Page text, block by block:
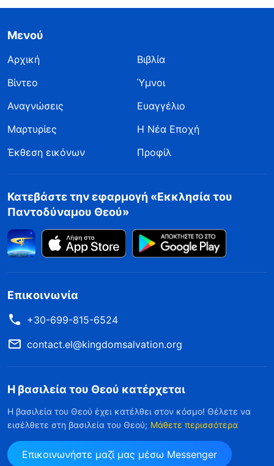
Μενού
Αρχική
Βιβλία
Βίντεο
Ύμνοι
Αναγνώσεις
Ευαγγέλιο
Μαρτυρίες
Η Νέα Εποχή
Έκθεση εικόνων
Προφίλ
Κατεβάστε την εφαρμογή «Εκκλησία του
Παντοδύναμου Θεού»
Επικοινωνία
+30-699-815-6524
contact.el@kingdomsalvation.org
Η βασιλεία του Θεού κατέρχεται
Η βασιλεία του Θεού έχει κατέλθει στον κόσμο! Θέλετε να
εισέλθετε στη βασιλεία του Θεού; Μάθετε περισσότερα
Επικοινωνήστε μαζί μας μέσω Messenger